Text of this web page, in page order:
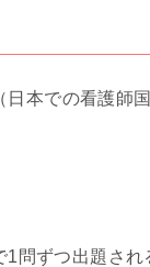
本での看護師
1問ずつ出題され